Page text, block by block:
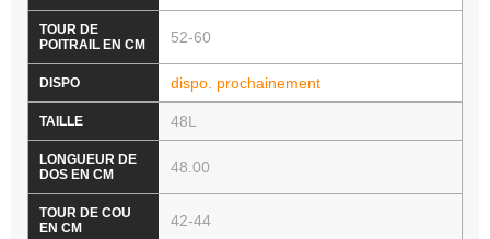
52-60
dispo. prochainement
48L
48.00
42-44